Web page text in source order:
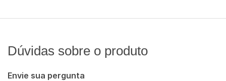
Dúvidas sobre o produto
Envie sua pergunta